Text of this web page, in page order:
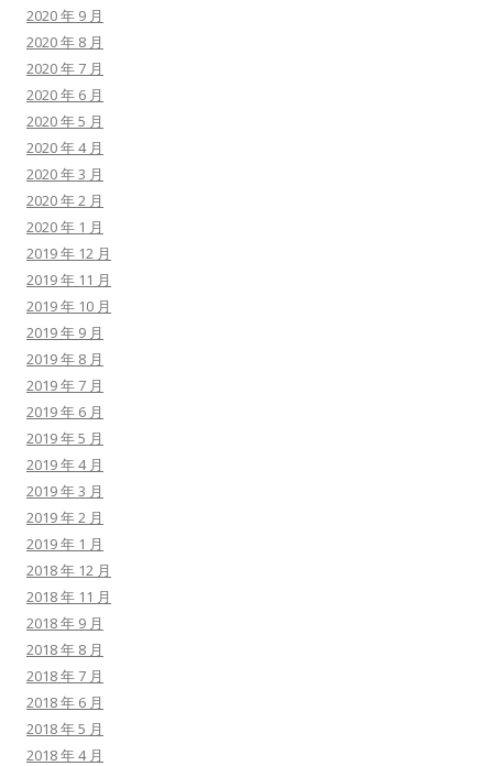
2020 年 9 月
2020 年 8 月
2020 年 7 月
2020 年 6 月
2020 年 5 月
2020 年 4 月
2020 年 3 月
2020 年 2 月
2020 年 1 月
2019 年 12 月
2019 年 11 月
2019 年 10 月
2019 年 9 月
2019 年 8 月
2019 年 7 月
2019 年 6 月
2019 年 5 月
2019 年 4 月
2019 年 3 月
2019 年 2 月
2019 年 1 月
2018 年 12 月
2018 年 11 月
2018 年 9 月
2018 年 8 月
2018 年 7 月
2018 年 6 月
2018 年 5 月
2018 年 4 月